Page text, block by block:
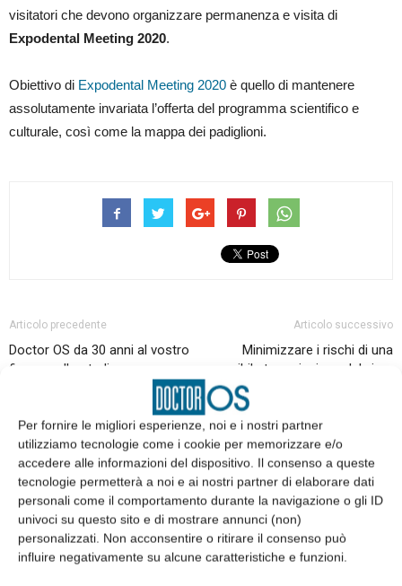
Per fornire le migliori esperienze, noi e i nostri partner
utilizziamo tecnologie come i cookie per memorizzare e/o
accedere alle informazioni del dispositivo. Il consenso a queste
tecnologie permetterà a noi e ai nostri partner di elaborare dati
personali come il comportamento durante la navigazione o gli ID
univoci su questo sito e di mostrare annunci (non)
personalizzati. Non acconsentire o ritirare il consenso può
influire negativamente su alcune caratteristiche e funzioni.
visitatori che devono organizzare permanenza e visita di
Expodental Meeting 2020.
Obiettivo di Expodental Meeting 2020 è quello di mantenere
assolutamente invariata l’offerta del programma scientifico e
culturale, così come la mappa dei padiglioni.
Articolo precedente
Doctor OS da 30 anni al vostro
fianco nello studio
Articolo successivo
Minimizzare i rischi di una
possibile trasmissione del virus
durante le sedute di cura
ARTICOLI CORRELATI
ALTRI ARTICOLI DALLO STESSO AUTORE
Lo studio odontoiatrico nell’era dell’AI.